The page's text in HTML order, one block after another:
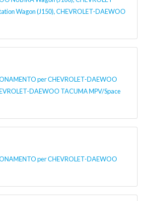
Wagon (J150), CHEVROLET-DAEWOO
per CHEVROLET-DAEWOO
DAEWOO TACUMA MPV/Space
per CHEVROLET-DAEWOO